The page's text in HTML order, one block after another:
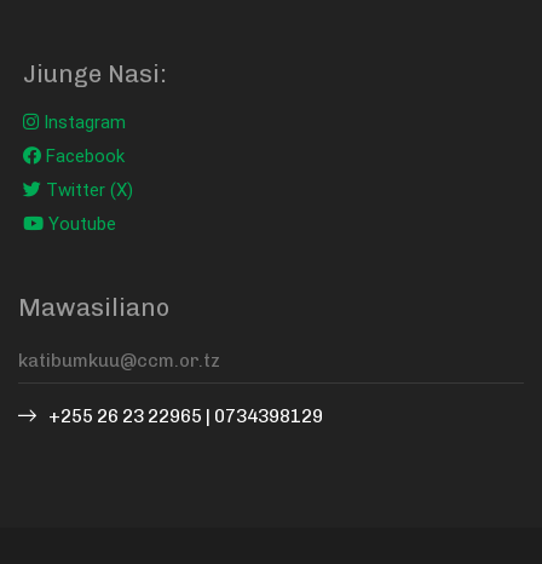
Jiunge Nasi:
Instagram
Facebook
Twitter (X)
Youtube
Mawasiliano
+255 26 23 22965 | 0734398129